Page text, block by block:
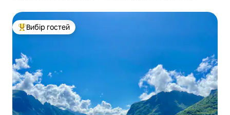
Топ вибір гостей
Вибір гостей